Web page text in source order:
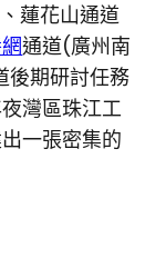
蓮花山通道
通道(廣州南
期研討任務
灣區珠江工
一張密集的